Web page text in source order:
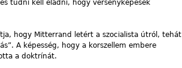
tudni kell eladni, hogy versenyképesek
hogy Mitterrand letért a szocialista útról, tehát
A képesség, hogy a korszellem embere
a doktrínát.